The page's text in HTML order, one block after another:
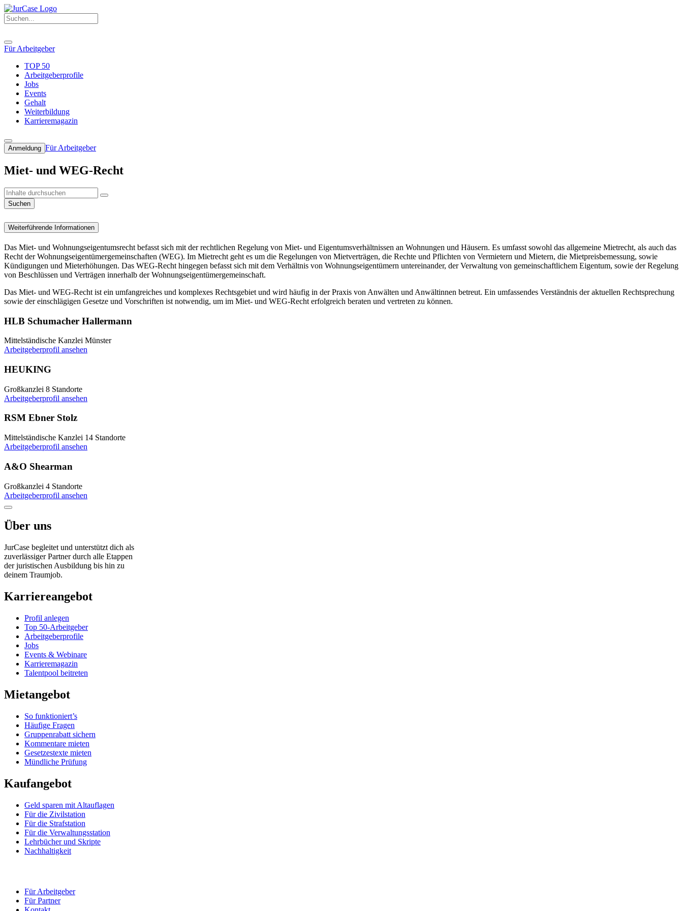
Für Arbeitgeber
TOP 50
Arbeitgeberprofile
Jobs
Events
Gehalt
Weiterbildung
Karrieremagazin
Anmeldung Für Arbeitgeber
Miet- und WEG-Recht
Suchen
Weiterführende Informationen
Das Miet- und Wohnungseigentumsrecht befasst sich mit der rechtlichen Regelung von Miet- und Eigentumsverhältnissen an Wohnungen und Häusern. Es umfasst sowohl das allgemeine Mietrecht, als auch das
Recht der Wohnungseigentümergemeinschaften (WEG). Im Mietrecht geht es um die Regelungen von Mietverträgen, die Rechte und Pflichten von Vermietern und Mietern, die Mietpreisbemessung, sowie
Kündigungen und Mieterhöhungen. Das WEG-Recht hingegen befasst sich mit dem Verhältnis von Wohnungseigentümern untereinander, der Verwaltung von gemeinschaftlichem Eigentum, sowie der Regelung
von Beschlüssen und Verträgen innerhalb der Wohnungseigentümergemeinschaft.
Das Miet- und WEG-Recht ist ein umfangreiches und komplexes Rechtsgebiet und wird häufig in der Praxis von Anwälten und Anwältinnen betreut. Ein umfassendes Verständnis der aktuellen Rechtsprechung
sowie der einschlägigen Gesetze und Vorschriften ist notwendig, um im Miet- und WEG-Recht erfolgreich beraten und vertreten zu können.
HLB Schumacher Hallermann
Mittelständische Kanzlei Münster
Arbeitgeberprofil ansehen
HEUKING
Großkanzlei 8 Standorte
Arbeitgeberprofil ansehen
RSM Ebner Stolz
Mittelständische Kanzlei 14 Standorte
Arbeitgeberprofil ansehen
A&O Shearman
Großkanzlei 4 Standorte
Arbeitgeberprofil ansehen
Über uns
JurCase begleitet und unterstützt dich als
zuverlässiger Partner durch alle Etappen
der juristischen Ausbildung bis hin zu
deinem Traumjob.
Karriereangebot
Profil anlegen
Top 50-Arbeitgeber
Arbeitgeberprofile
Jobs
Events & Webinare
Karrieremagazin
Talentpool beitreten
Mietangebot
So funktioniert’s
Häufige Fragen
Gruppenrabatt sichern
Kommentare mieten
Gesetzestexte mieten
Mündliche Prüfung
Kaufangebot
Geld sparen mit Altauflagen
Für die Zivilstation
Für die Strafstation
Für die Verwaltungsstation
Lehrbücher und Skripte
Nachhaltigkeit
Für Arbeitgeber
Für Partner